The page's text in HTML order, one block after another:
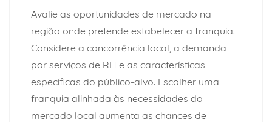
Avalie as oportunidades de mercado na
região onde pretende estabelecer a franquia.
Considere a concorrência local, a demanda
por serviços de RH e as características
específicas do público-alvo. Escolher uma
franquia alinhada às necessidades do
mercado local aumenta as chances de